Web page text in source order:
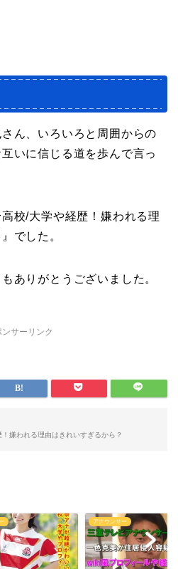
ん、いろいろと周囲からの
いに信じる道を歩んで言っ
校/大学や経歴！嫌われる理
でした。
ありがとうございました。
ンサーリンク
嫌われる理由はきれいすぎるから？
アナウンサー